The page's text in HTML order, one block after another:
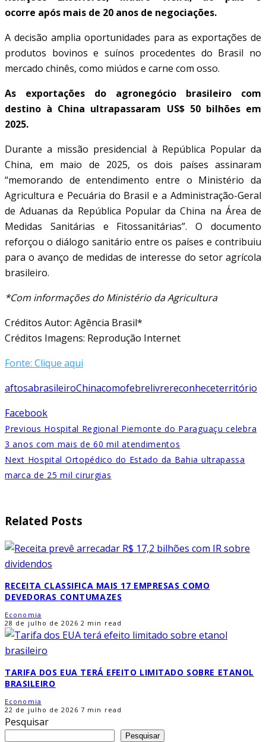
ocorre após mais de 20 anos de negociações.
A decisão amplia oportunidades para as exportações de
produtos bovinos e suínos procedentes do Brasil no
mercado chinês, como miúdos e carne com osso.
As exportações do agronegócio brasileiro com
destino à China ultrapassaram US$ 50 bilhões em
2025.
Durante a missão presidencial à República Popular da
China, em maio de 2025, os dois países assinaram
“memorando de entendimento entre o Ministério da
Agricultura e Pecuária do Brasil e a Administração-Geral
de Aduanas da República Popular da China na Área de
Medidas Sanitárias e Fitossanitárias”. O documento
reforçou o diálogo sanitário entre os países e contribuiu
para o avanço de medidas de interesse do setor agrícola
brasileiro.
*Com informações do Ministério da Agricultura
Créditos Autor: Agência Brasil*
Créditos Imagens: Reprodução Internet
Fonte: Clique aqui
aftosabrasileiroChinacomofebrelivrereconheceterritório
Facebook
Previous Hospital Regional Piemonte do Paraguaçu celebra
3 anos com mais de 60 mil atendimentos
Next Hospital Ortopédico do Estado da Bahia ultrapassa
marca de 25 mil cirurgias
Related Posts
RECEITA CLASSIFICA MAIS 17 EMPRESAS COMO
DEVEDORAS CONTUMAZES
Economia
28 de julho de 2026 2 min read
TARIFA DOS EUA TERÁ EFEITO LIMITADO SOBRE ETANOL
BRASILEIRO
Economia
22 de julho de 2026 7 min read
Pesquisar
Pesquisar